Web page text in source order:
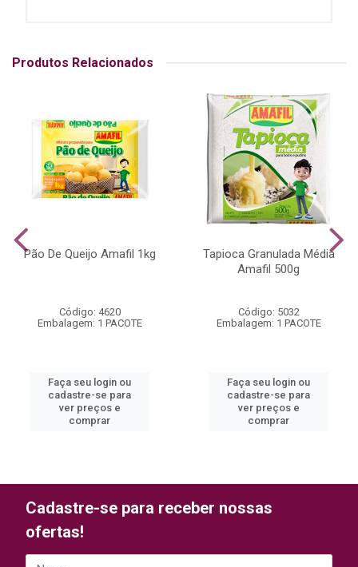
Produtos Relacionados
Pão De Queijo Amafil 1kg
Código: 4620
Embalagem: 1 PACOTE
Faça seu login ou
cadastre-se para
ver preços e
comprar
Tapioca Granulada Média
Amafil 500g
Código: 5032
Embalagem: 1 PACOTE
Faça seu login ou
cadastre-se para
ver preços e
comprar
Cadastre-se para receber nossas
ofertas!